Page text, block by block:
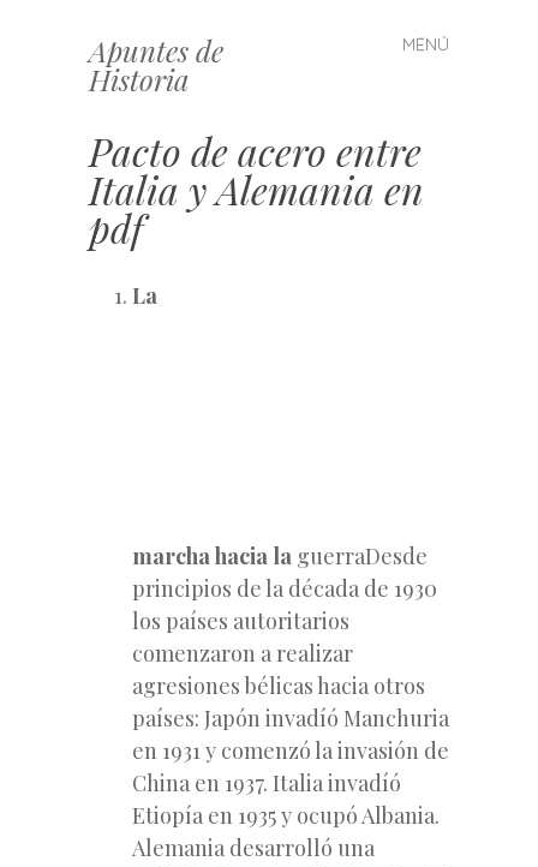
Apuntes de
Historia
MENÚ
Saltar
al
Pacto de acero entre
Italia y Alemania en
pdf
La
marcha hacia la guerraDesde
principios de la década de 1930
los países autoritarios
comenzaron a realizar
agresiones bélicas hacia otros
países: Japón invadíó Manchuria
en 1931 y comenzó la invasión de
China en 1937. Italia invadíó
Etiopía en 1935 y ocupó Albania.
Alemania desarrolló una